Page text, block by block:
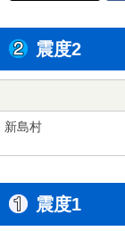
震度2
新島村
震度1